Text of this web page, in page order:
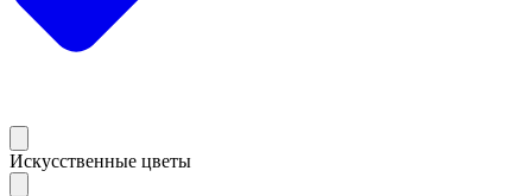
Искусственные цветы